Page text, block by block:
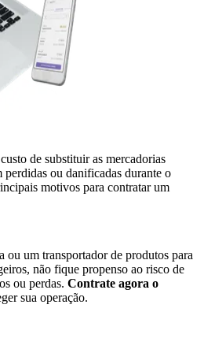
de substituir as mercadorias
perdidas ou danificadas durante o
motivos para contratar um
ou um transportador de produtos para
não fique propenso ao risco de
ou perdas. Contrate agora o
sua operação.